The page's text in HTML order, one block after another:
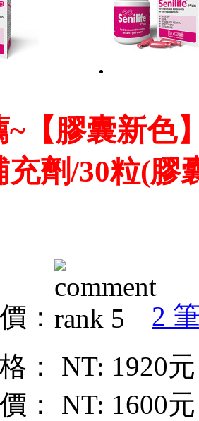
~【膠囊新色
劑/30粒(膠
：
2
： NT: 1920元
： NT: 1600元